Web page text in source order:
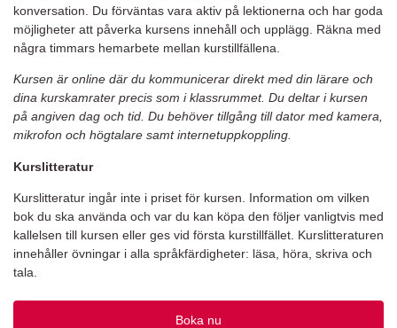
konversation. Du förväntas vara aktiv på lektionerna och har goda
möjligheter att påverka kursens innehåll och upplägg. Räkna med
några timmars hemarbete mellan kurstillfällena.
Kursen är online där du kommunicerar direkt med din lärare och
dina kurskamrater precis som i klassrummet. Du deltar i kursen
på angiven dag och tid. Du behöver tillgång till dator med kamera,
mikrofon och högtalare samt internetuppkoppling.
Kurslitteratur
Kurslitteratur ingår inte i priset för kursen. Information om vilken
bok du ska använda och var du kan köpa den följer vanligtvis med
kallelsen till kursen eller ges vid första kurstillfället. Kurslitteraturen
innehåller övningar i alla språkfärdigheter: läsa, höra, skriva och
tala.
Boka nu